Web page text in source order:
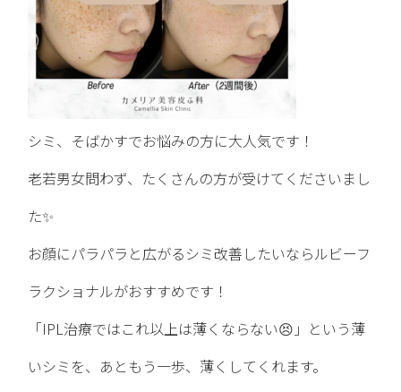
シミ、そばかすでお悩みの方に大人気です！
老若男女問わず、たくさんの方が受けてくださいまし
た✨
お顔にパラパラと広がるシミ改善したいならルビーフ
ラクショナルがおすすめです！
「IPL治療ではこれ以上は薄くならない😣」という薄
いシミを、あともう一歩、薄くしてくれます。